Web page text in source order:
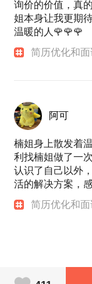
询价的价值，真
姐本身让我更期
温暖的人🌹🌹🌹
简历优化和
阿可
楠姐身上散发着
利找楠姐做了一
认识了自己以外
活的解决方案，
简历优化和